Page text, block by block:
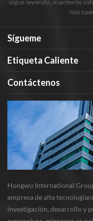
sigue leyendo, mantente
nos
Sígueme
Etiqueta Caliente
Contáctenos
Hongwu International
empresa de alta
investigación, desarrollo y